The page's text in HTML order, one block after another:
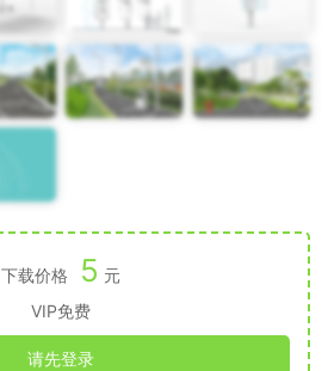
下载价格 5 元
VIP免费
请先登录